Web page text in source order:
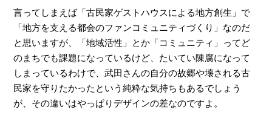
言ってしまえば「古民家ゲストハウスによる地方創生」で
「地方を支える都会のファンコミュニティづくり」なのだ
と思いますが、「地域活性」とか「コミュニティ」ってど
のまちでも課題になっているけど、たいてい陳腐になって
しまっているわけで、武田さんの自分の故郷や壊される古
民家を守りたかったという純粋な気持ちもあるでしょう
が、その違いはやっぱりデザインの差なのですよ。